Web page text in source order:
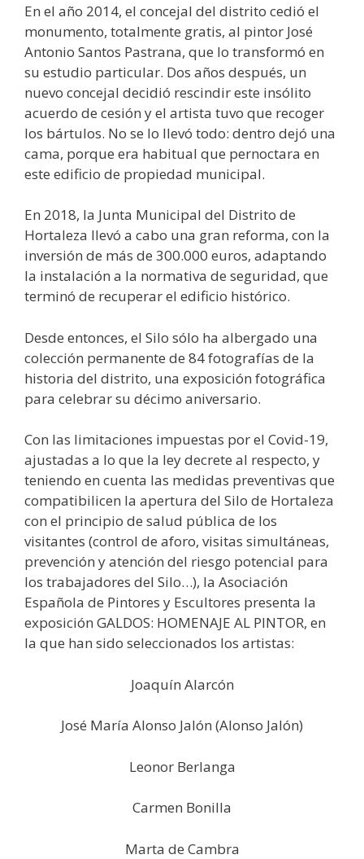
En el año 2014, el concejal del distrito cedió el
monumento, totalmente gratis, al pintor José
Antonio Santos Pastrana, que lo transformó en
su estudio particular. Dos años después, un
nuevo concejal decidió rescindir este insólito
acuerdo de cesión y el artista tuvo que recoger
los bártulos. No se lo llevó todo: dentro dejó una
cama, porque era habitual que pernoctara en
este edificio de propiedad municipal.
En 2018, la Junta Municipal del Distrito de
Hortaleza llevó a cabo una gran reforma, con la
inversión de más de 300.000 euros, adaptando
la instalación a la normativa de seguridad, que
terminó de recuperar el edificio histórico.
Desde entonces, el Silo sólo ha albergado una
colección permanente de 84 fotografías de la
historia del distrito, una exposición fotográfica
para celebrar su décimo aniversario.
Con las limitaciones impuestas por el Covid-19,
ajustadas a lo que la ley decrete al respecto, y
teniendo en cuenta las medidas preventivas que
compatibilicen la apertura del Silo de Hortaleza
con el principio de salud pública de los
visitantes (control de aforo, visitas simultáneas,
prevención y atención del riesgo potencial para
los trabajadores del Silo…), la Asociación
Española de Pintores y Escultores presenta la
exposición GALDOS: HOMENAJE AL PINTOR, en
la que han sido seleccionados los artistas:
Joaquín Alarcón
José María Alonso Jalón (Alonso Jalón)
Leonor Berlanga
Carmen Bonilla
Marta de Cambra